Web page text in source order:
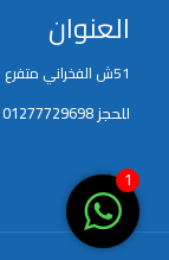
العنوان
51ش الفخراني متفرع من جمال عبدالناصرسيدى بشر الاسكندرية
للحجز 01277729698
1